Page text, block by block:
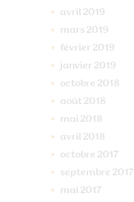
avril 2019
mars 2019
février 2019
janvier 2019
octobre 2018
août 2018
mai 2018
avril 2018
octobre 2017
septembre 2017
mai 2017